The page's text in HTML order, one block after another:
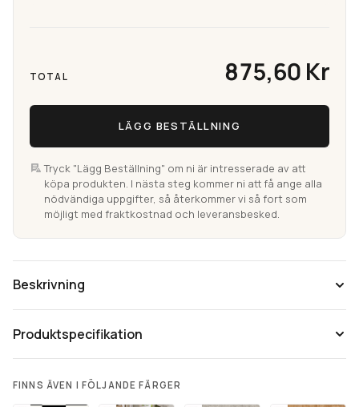
TOTAL 875,60 Kr
LÄGG BESTÄLLNING
Tryck "Lägg Beställning" om ni är intresserade av att
köpa produkten. I nästa steg kommer ni att få ange alla
nödvändiga uppgifter, så återkommer vi så fort som
möjligt med fraktkostnad och leveransbesked.
Beskrivning
Produktspecifikation
FINNS ÄVEN I FÖLJANDE FÄRGER